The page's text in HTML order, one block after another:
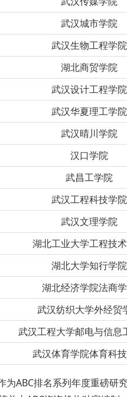
武汉城市学院
武汉生物工程学院
湖北商贸学院
武汉设计工程学院
武汉华夏理工学院
武汉晴川学院
汉口学院
武昌工学院
武汉工程科技学院
武汉文理学院
湖北工业大学工程技
湖北大学知行学院
湖北经济学院法商
武汉纺织大学外经贸
武汉工程大学邮电与信息
武汉体育学院体育科
为ABC排名系列年度重磅